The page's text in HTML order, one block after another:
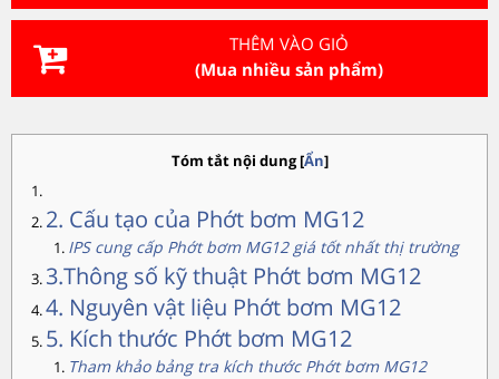
THÊM VÀO GIỎ
(Mua nhiều sản phẩm)
Tóm tắt nội dung[Ẩn]
2. Cấu tạo của Phớt bơm MG12
IPS cung cấp Phớt bơm MG12 giá tốt nhất thị trường
3.Thông số kỹ thuật Phớt bơm MG12
4. Nguyên vật liệu Phớt bơm MG12
5. Kích thước Phớt bơm MG12
Tham khảo bảng tra kích thước Phớt bơm MG12